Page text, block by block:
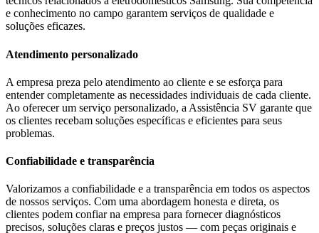
e conhecimento no campo garantem serviços de qualidade e
soluções eficazes.
Atendimento personalizado
A empresa preza pelo atendimento ao cliente e se esforça para
entender completamente as necessidades individuais de cada cliente.
Ao oferecer um serviço personalizado, a Assistência SV garante que
os clientes recebam soluções específicas e eficientes para seus
problemas.
Confiabilidade e transparência
Valorizamos a confiabilidade e a transparência em todos os aspectos
de nossos serviços. Com uma abordagem honesta e direta, os
clientes podem confiar na empresa para fornecer diagnósticos
precisos, soluções claras e preços justos — com peças originais e